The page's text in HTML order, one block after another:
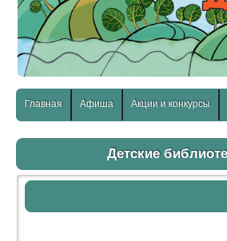
Главная Афиша Акции и конкурсы
Детские